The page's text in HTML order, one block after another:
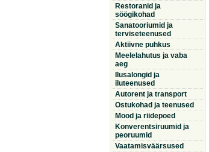
Restoranid ja
söögikohad
Sanatooriumid ja
terviseteenused
Aktiivne puhkus
Meelelahutus ja vaba
aeg
Ilusalongid ja
iluteenused
Autorent ja transport
Ostukohad ja teenused
Mood ja riidepoed
Konverentsiruumid ja
peoruumid
Vaatamisväärsused